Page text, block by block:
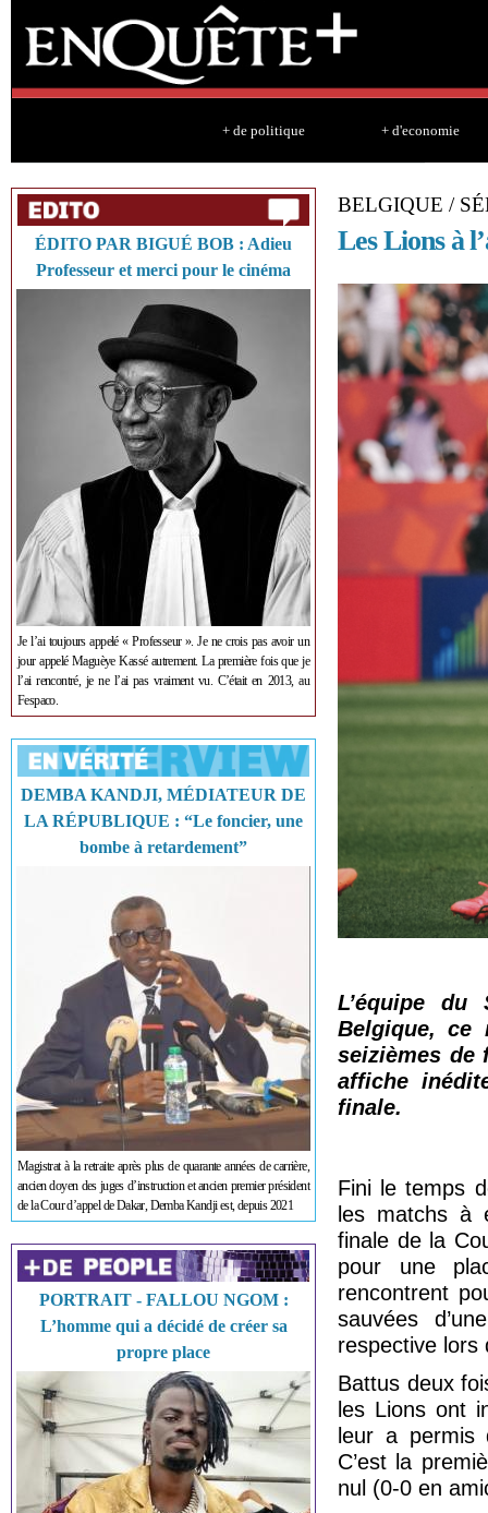
+ de politique + d'economie
ÉDITO PAR BIGUÉ BOB : Adieu
Professeur et merci pour le cinéma
Je l’ai toujours appelé « Professeur ». Je ne crois pas avoir un
jour appelé Maguèye Kassé autrement. La première fois que je
l’ai rencontré, je ne l’ai pas vraiment vu. C’était en 2013, au
Fespaco.
DEMBA KANDJI, MÉDIATEUR DE
LA RÉPUBLIQUE : “Le foncier, une
bombe à retardement”
Magistrat à la retraite après plus de quarante années de carrière,
ancien doyen des juges d’instruction et ancien premier président
de la Cour d’appel de Dakar, Demba Kandji est, depuis 2021
PORTRAIT - FALLOU NGOM :
L’homme qui a décidé de créer sa
propre place
BELGIQUE /
Les Lions à
L’équipe
Belgique, ce
seizièmes de
affiche
finale.
Fini le temps
les matchs à
finale de la
pour une
rencontrent
sauvées
respective lors
Battus deux
les Lions ont
leur a permis
C’est la
nul (0-0 en